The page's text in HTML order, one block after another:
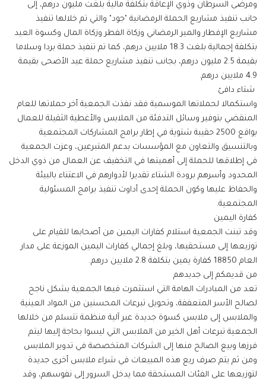
ومرضى السرطان وذوي الإعاقة بتكلفة مالية بلغت مليون درهم، إلى
جانب تنفيذ مشاريع الحملة الرمضانية "جود" والتي تم خلالها تنفيذ
مشاريع الإفطار والمير الرمضاني وزكاة الفطر وزكاة المال وكسوة العيد
بتكلفة إجمالية بلغت 18.3 ملايين درهم، كما تم تنفيذ حملة بردا وسلاما
بقيمة 2.5 مليون درهم، بجانب تنفيذ مشاريع حملة عيد الأضحى بقيمة
4.9 ملايين درهم.
شتاء دافئ
واستكمالا لحملاتها الموسمية فقد نفذت الجمعية أخر حملاتها للعام
المنقضي بتوفير وسائل التدفئة من الملابس والأغطية الثقيلة للعمال
بواقع 2500 حقيبة شتوية في إطار برامج المشاركات المجتمعية
وبالتنسيق والتعاون مع المؤسسات بدعم المتبرعين، وعزت الجمعية
في إطلاقها للحملة إلى أهميتها في التخفيف عن العمال من ذوي الدخل
المحدود وأسرهم برودة الشتاء تقديرا لأدوارهم في الاعتناء بالبيئة
والحفاظ عليها وكون الحملة إحدى أداوت تنفيذ برامج المسئولية
المجتمعية.
كفارة اليمين
وقد تبنت الجمعية استلام كفارات اليمين من أصحابها للقيام على
توزيعها إلى مستحقيها، وبلغ إجمالي كفارات اليمين الموزعة على مدار
العام 18850 كفارة يمين بتكلفة 2.8 ملايين درهم.
من قديمكم إلى جديدهم
تعد من المبادرات الهامة التي استثمرت فيها الجمعية بشكل ناجح
لصالح الأسر المتعففة، وتحويل تبرعات المحسنين من المواد العينية
والملابس إلى ملابس كسوة جديدة عبر آلية منظمة تتسلم من خلالها
الجمعية تبرعات أهل الخير من الملابس التي ليسوا بحاجة إليها ليتم
فرزها وبيع الصالح منها إلى الشركات المتخصصة في تدوير الملابس
ومن ثم يتم صرف ريع هذه المبيعات في شراء ملابس أخرى جديدة
لتوزيعها على الفئات المستحقة مما يدخل السرور إلى نفوسهم، وقد